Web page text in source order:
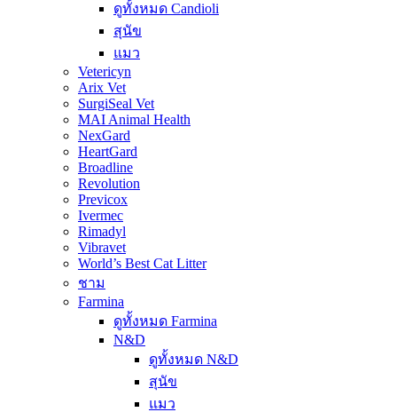
ดูทั้งหมด Candioli
สุนัข
แมว
Vetericyn
Arix Vet
SurgiSeal Vet
MAI Animal Health
NexGard
HeartGard
Broadline
Revolution
Previcox
Ivermec
Rimadyl
Vibravet
World’s Best Cat Litter
ชาม
Farmina
ดูทั้งหมด Farmina
N&D
ดูทั้งหมด N&D
สุนัข
แมว